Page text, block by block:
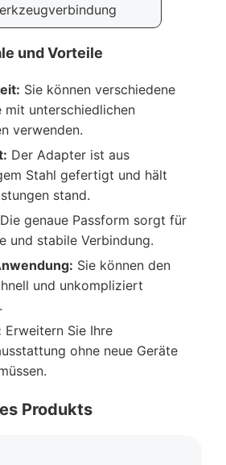
und Vorteile
Sie können verschiedene
mit unterschiedlichen
verwenden.
Der Adapter ist aus
Stahl gefertigt und hält
stand.
Die genaue Passform sorgt für
und stabile Verbindung.
Sie können den
und unkompliziert
Erweitern Sie Ihre
ohne neue Geräte
Produkts